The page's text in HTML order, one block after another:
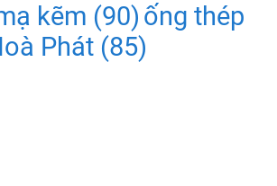
kẽm (90) ống thép
Phát (85)